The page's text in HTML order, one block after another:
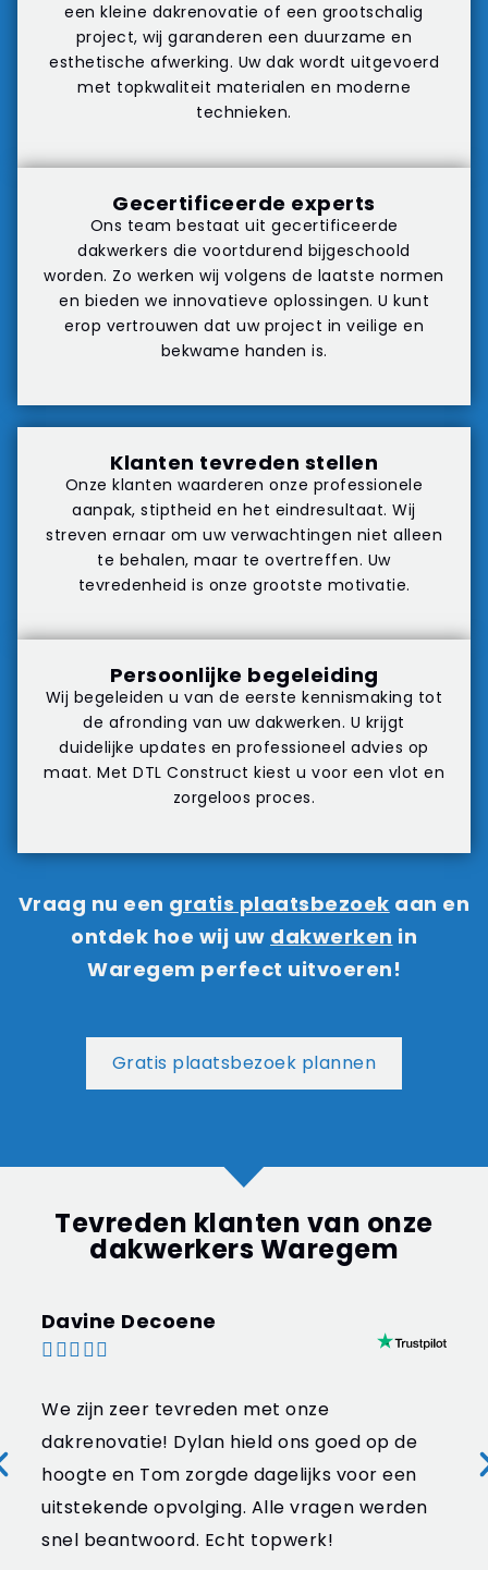
een kleine dakrenovatie of een grootschalig
project, wij garanderen een duurzame en
esthetische afwerking. Uw dak wordt uitgevoerd
met topkwaliteit materialen en moderne
technieken.
Gecertificeerde experts
Ons team bestaat uit gecertificeerde
dakwerkers die voortdurend bijgeschoold
worden. Zo werken wij volgens de laatste normen
en bieden we innovatieve oplossingen. U kunt
erop vertrouwen dat uw project in veilige en
bekwame handen is.
Klanten tevreden stellen
Onze klanten waarderen onze professionele
aanpak, stiptheid en het eindresultaat. Wij
streven ernaar om uw verwachtingen niet alleen
te behalen, maar te overtreffen. Uw
tevredenheid is onze grootste motivatie.
Persoonlijke begeleiding
Wij begeleiden u van de eerste kennismaking tot
de afronding van uwdakwerken. U krijgt
duidelijke updates en professioneel advies op
maat. Met DTL Construct kiest u voor een vlot en
zorgeloos proces.
Vraag nu een gratis plaatsbezoek aan en
ontdek hoe wij uw dakwerken in
Waregem perfect uitvoeren!
Gratis plaatsbezoek plannen
Tevreden klanten van onze
dakwerkers Waregem
Davine Decoene
    
We zijn zeer tevreden met onze
dakrenovatie! Dylan hield ons goed op de
hoogte en Tom zorgde dagelijks voor een
uitstekende opvolging. Alle vragen werden
snel beantwoord. Echt topwerk!